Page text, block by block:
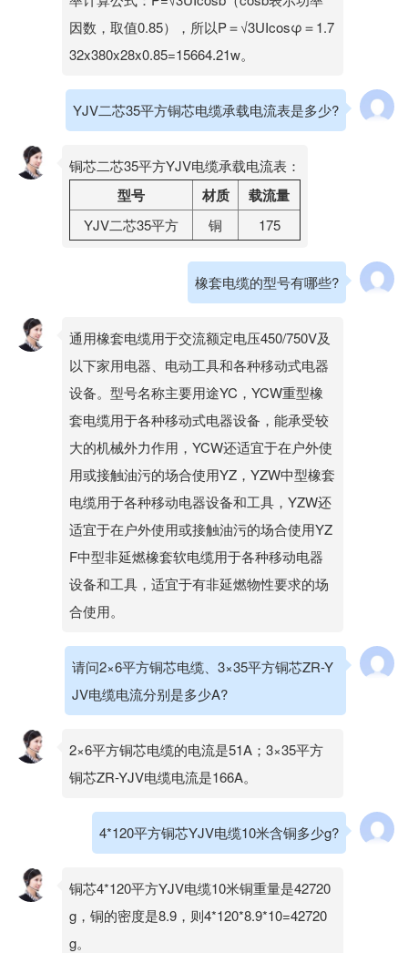
因数，取值0.85），所以P＝√3UIcosφ＝1.7
32x380x28x0.85=15664.21w。
YJV二芯35平方铜芯电缆承载电流表是多少?
铜芯二芯35平方YJV电缆承载电流表：
型号 材质 载流量
YJV二芯35平方 铜 175
橡套电缆的型号有哪些?
通用橡套电缆用于交流额定电压450/750V及
以下家用电器、电动工具和各种移动式电器
设备。型号名称主要用途YC，YCW重型橡
套电缆用于各种移动式电器设备，能承受较
大的机械外力作用，YCW还适宜于在户外使
用或接触油污的场合使用YZ，YZW中型橡套
电缆用于各种移动电器设备和工具，YZW还
适宜于在户外使用或接触油污的场合使用YZ
F中型非延燃橡套软电缆用于各种移动电器
设备和工具，适宜于有非延燃物性要求的场
合使用。
请问2×6平方铜芯电缆、3×35平方铜芯ZR-Y
JV电缆电流分别是多少A?
2×6平方铜芯电缆的电流是51A；3×35平方
铜芯ZR-YJV电缆电流是166A。
4*120平方铜芯YJV电缆10米含铜多少g?
铜芯4*120平方YJV电缆10米铜重量是42720
g，铜的密度是8.9，则4*120*8.9*10=42720
g。